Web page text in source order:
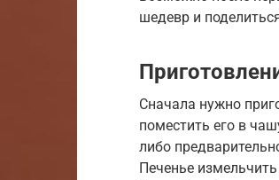
шедевр и
Сначала нужно
поместить его в
либо
Печенье